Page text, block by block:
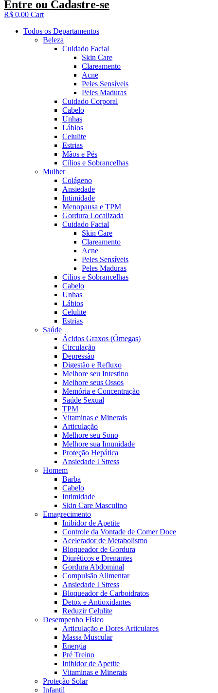
Entre ou Cadastre-se
R$ 0,00 Cart
Todos os Departamentos
Beleza
Cuidado Facial
Skin Care
Clareamento
Acne
Peles Sensíveis
Peles Maduras
Cuidado Corporal
Cabelo
Unhas
Lábios
Celulite
Estrias
Mãos e Pés
Cílios e Sobrancelhas
Mulher
Colágeno
Ansiedade
Intimidade
Menopausa e TPM
Gordura Localizada
Cuidado Facial
Skin Care
Clareamento
Acne
Peles Sensíveis
Peles Maduras
Cílios e Sobrancelhas
Cabelo
Unhas
Lábios
Celulite
Estrias
Saúde
Ácidos Graxos (Ômegas)
Circulação
Depressão
Digestão e Refluxo
Melhore seu Intestino
Melhore seus Ossos
Memória e Concentração
Saúde Sexual
TPM
Vitaminas e Minerais
Articulação
Melhore seu Sono
Melhore sua Imunidade
Proteção Hepática
Ansiedade I Stress
Homem
Barba
Cabelo
Intimidade
Skin Care Masculino
Emagrecimento
Inibidor de Apetite
Controle da Vontade de Comer Doce
Acelerador de Metabolismo
Bloqueador de Gordura
Diuréticos e Drenantes
Gordura Abdominal
Compulsão Alimentar
Ansiedade I Stress
Bloqueador de Carboidratos
Detox e Antioxidantes
Reduzir Celulite
Desempenho Físico
Articulação e Dores Articulares
Massa Muscular
Energia
Pré Treino
Inibidor de Apetite
Vitaminas e Minerais
Proteção Solar
Infantil